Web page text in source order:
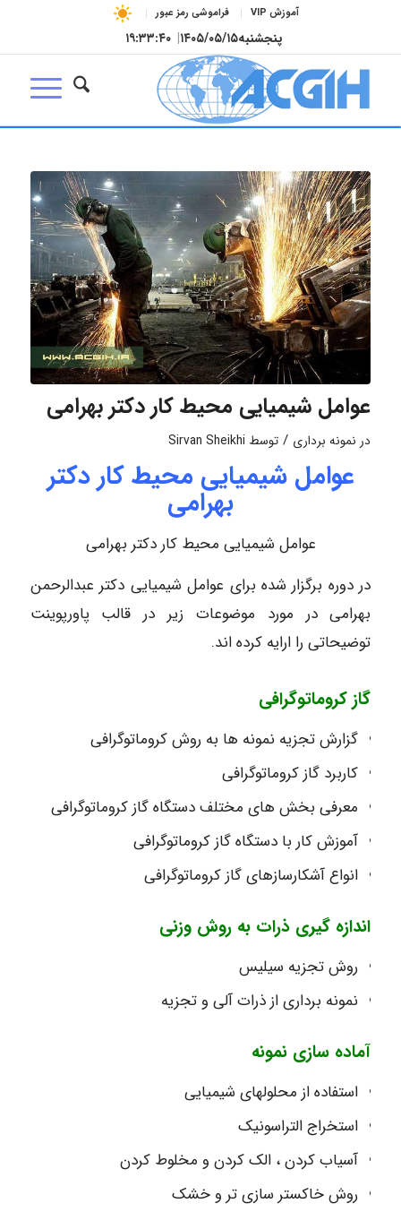
آموزش VIP فراموشی رمز عبور
پنجشنبه۱۴۰۵/۰۵/۱۵| ۱۹:۳۳:۴۱
عوامل شیمیایی محیط کار دکتر بهرامی
در نمونه برداری / توسط Sirvan Sheikhi
عوامل شیمیایی محیط کار دکتر
بهرامی
عوامل شیمیایی محیط کار دکتر بهرامی
در دوره برگزار شده برای عوامل شیمیایی دکتر عبدالرحمن
بهرامی در مورد موضوعات زیر در قالب پاورپوینت
توضیحاتی را ارایه کرده اند.
گاز کروماتوگرافی
گزارش تجزیه نمونه ها به روش کروماتوگرافی
کاربرد گاز کروماتوگرافی
معرفی بخش های مختلف دستگاه گاز کروماتوگرافی
آموزش کار با دستگاه گاز کروماتوگرافی
انواع آشکارسازهای گاز کروماتوگرافی
اندازه گیری ذرات به روش وزنی
روش تجزیه سیلیس
نمونه برداری از ذرات آلی و تجزیه
آماده سازی نمونه
استفاده از محلولهای شیمیایی
استخراج التراسونیک
آسیاب کردن ، الک کردن و مخلوط کردن
روش خاکستر سازی تر و خشک